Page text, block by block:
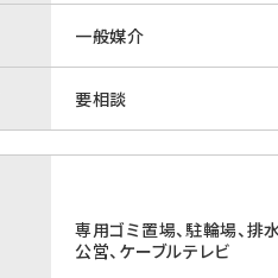
一般媒介
要相談
専用ゴミ置場、駐輪場、排
公営、ケーブルテレビ